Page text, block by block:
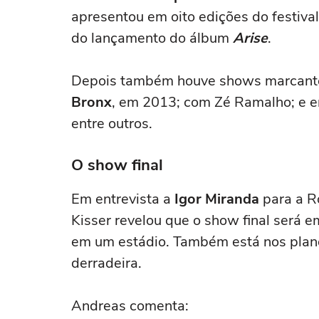
apresentou em oito edições do
do lançamento do álbum Arise.
Depois também houve shows
Bronx, em 2013; com Zé Ramalho; e
entre outros.
O show final
Em entrevista a Igor Miranda para a
Kisser revelou que o show final será
em um estádio. Também está nos
derradeira.
Andreas comenta: